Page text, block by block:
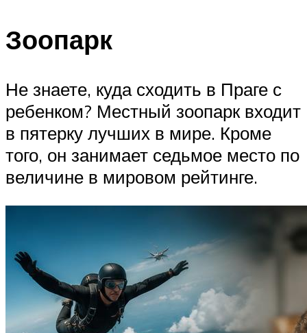
Зоопарк
Не знаете, куда сходить в Праге с
ребенком? Местный зоопарк входит
в пятерку лучших в мире. Кроме
того, он занимает седьмое место по
величине в мировом рейтинге.